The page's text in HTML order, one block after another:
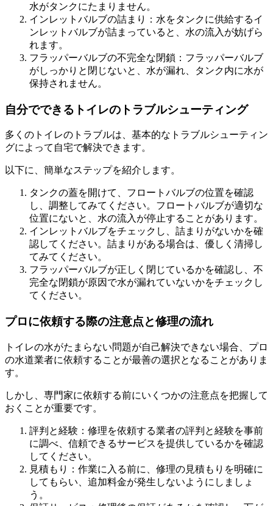
水がタンクにたまりません。
インレットバルブの詰まり：水をタンクに供給するイ
ンレットバルブが詰まっていると、水の流入が妨げら
れます。
フラッパーバルブの不完全な閉鎖：フラッパーバルブ
がしっかりと閉じないと、水が漏れ、タンク内に水が
保持されません。
自分でできるトイレのトラブルシューティング
多くのトイレのトラブルは、基本的なトラブルシューティン
グによって自宅で解決できます。
以下に、簡単なステップを紹介します。
タンクの蓋を開けて、フロートバルブの位置を確認
し、調整してみてください。フロートバルブが適切な
位置にないと、水の流入が停止することがあります。
インレットバルブをチェックし、詰まりがないかを確
認してください。詰まりがある場合は、優しく清掃し
てみてください。
フラッパーバルブが正しく閉じているかを確認し、不
完全な閉鎖が原因で水が漏れていないかをチェックし
てください。
プロに依頼する際の注意点と修理の流れ
トイレの水がたまらない問題が自己解決できない場合、プロ
の水道業者に依頼することが最善の選択となることがありま
す。
しかし、専門家に依頼する前にいくつかの注意点を把握して
おくことが重要です。
評判と経験：修理を依頼する業者の評判と経験を事前
に調べ、信頼できるサービスを提供しているかを確認
してください。
見積もり：作業に入る前に、修理の見積もりを明確に
してもらい、追加料金が発生しないようにしましょ
う。